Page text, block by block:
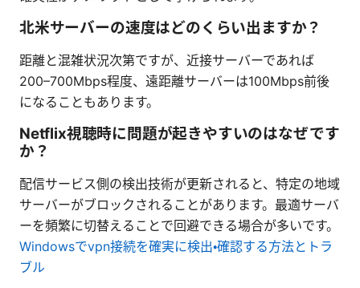
北米サーバーの速度はどのくらい出ますか？
距離と混雑状況次第ですが、近接サーバーであれば
200–700Mbps程度、遠距離サーバーは100Mbps前後
になることもあります。
Netflix視聴時に問題が起きやすいのはなぜです
か？
配信サービス側の検出技術が更新されると、特定の地域
サーバーがブロックされることがあります。最適サーバ
ーを頻繁に切替えることで回避できる場合が多いです。
Windowsでvpn接続を確実に検出・確認する方法とトラ
ブル